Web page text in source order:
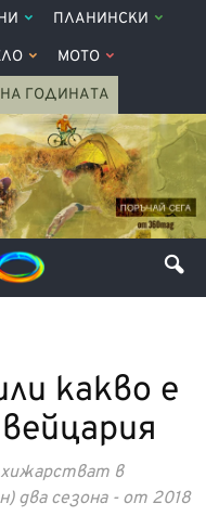
ПЛАНИНСКИ
МОТО
ГОДИНАТА
какво е
хижарстват в
два сезона - от 2018